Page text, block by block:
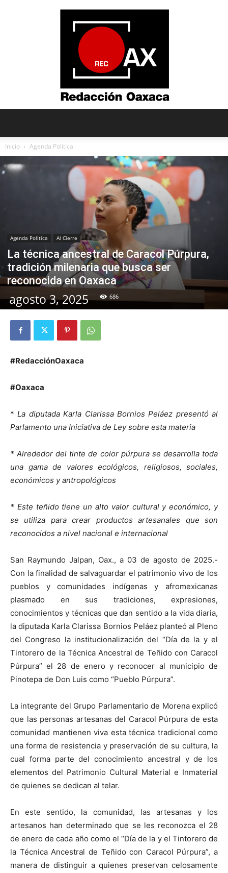
Oaxaca
Inicio Agenda Política
Agenda Política Al Cierre
La técnica ancestral de Caracol Púrpura,
tradición milenaria que busca ser
reconocida en Oaxaca
agosto 3, 2025 686
#RedacciónOaxaca
#Oaxaca
*La diputada Karla Clarissa Bornios Peláez presentó al
Parlamento una Iniciativa de Ley sobre esta materia
* Alrededor del tinte de color púrpura se desarrolla toda
una gama de valores ecológicos, religiosos, sociales,
económicos y antropológicos
* Este teñido tiene un alto valor cultural y económico, y
se utiliza para crear productos artesanales que son
reconocidos a nivel nacional e internacional
San Raymundo Jalpan, Oax., a 03 de agosto de 2025.-
Con la finalidad de salvaguardar el patrimonio vivo de los
pueblos y comunidades indígenas y afromexicanas
plasmado en sus tradiciones, expresiones,
conocimientos y técnicas que dan sentido a la vida diaria,
la diputada Karla Clarissa Bornios Peláez planteó al Pleno
del Congreso la institucionalización del “Día de la y el
Tintorero de la Técnica Ancestral de Teñido con Caracol
Púrpura” el 28 de enero y reconocer al municipio de
Pinotepa de Don Luis como “Pueblo Púrpura”.
La integrante del Grupo Parlamentario de Morena explicó
que las personas artesanas del Caracol Púrpura de esta
comunidad mantienen viva esta técnica tradicional como
una forma de resistencia y preservación de su cultura, la
cual forma parte del conocimiento ancestral y de los
elementos del Patrimonio Cultural Material e Inmaterial
de quienes se dedican al telar.
En este sentido, la comunidad, las artesanas y los
artesanos han determinado que se les reconozca el 28
de enero de cada año como el “Día de la y el Tintorero de
la Técnica Ancestral de Teñido con Caracol Púrpura”, a
manera de distinguir a quienes preservan celosamente